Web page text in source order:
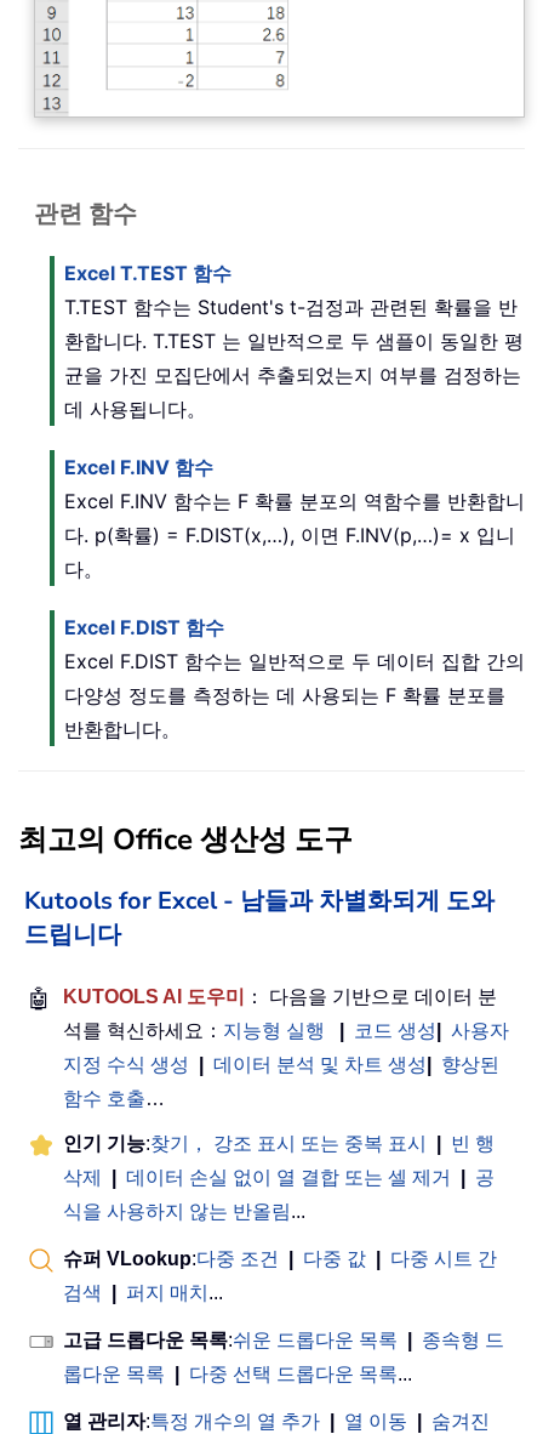
관련 함수
Excel T.TEST 함수
T.TEST 함수는 Student's t-검정과 관련된 확률을 반
환합니다. T.TEST 는 일반적으로 두 샘플이 동일한 평
균을 가진 모집단에서 추출되었는지 여부를 검정하는
데 사용됩니다。
Excel F.INV 함수
Excel F.INV 함수는 F 확률 분포의 역함수를 반환합니
다. p(확률) = F.DIST(x,…), 이면 F.INV(p,…)= x 입니
다。
Excel F.DIST 함수
Excel F.DIST 함수는 일반적으로 두 데이터 집합 간의
다양성 정도를 측정하는 데 사용되는 F 확률 분포를
반환합니다。
최고의 Office 생산성 도구
Kutools for Excel - 남들과 차별화되게 도와
드립니다
🤖 KUTOOLS AI 도우미
： 다음을 기반으로 데이터 분
석를 혁신하세요： 지능형 실행 코드 생성
사용자
지정 수식 생성
데이터 분석 및 차트 생성
향상된
함수 호출…
인기 기능:찾기， 강조 표시 또는 중복 표시
빈 행
삭제
데이터 손실 없이 열 결합 또는 셀 제거
공
식을 사용하지 않는 반올림...
슈퍼 VLookup:다중 조건 다중 값
다중 시트 간
검색
퍼지 매치 ...
고급 드롭다운 목록:쉬운 드롭다운 목록
종속형 드
롭다운 목록
다중 선택 드롭다운 목록...
열 관리자:특정 개수의 열 추가 열 이동
숨겨진